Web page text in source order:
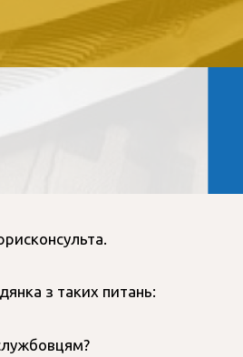
з таких питань: